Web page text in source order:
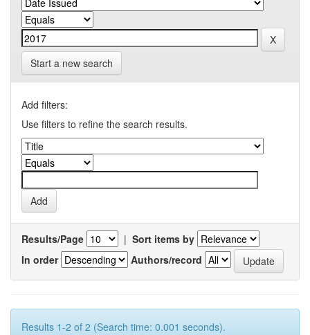
Start a new search
Add filters:
Use filters to refine the search results.
Results/Page | Sort items by
In order
Authors/record
Results 1-2 of 2 (Search time: 0.001 seconds).